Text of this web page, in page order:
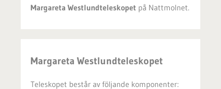
Margareta Westlundteleskopet på Nattmolnet.
Margareta Westlundteleskopet
Teleskopet består av följande komponenter: